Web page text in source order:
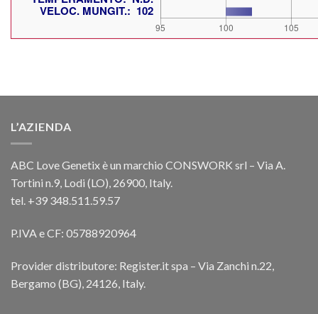
L’AZIENDA
ABC Love Genetix è un marchio CONSWORK srl – Via A.
Tortini n.9, Lodi (LO), 26900, Italy.
tel. +39 348.511.59.57
P.IVA e CF: 05788920964
Provider distributore: Register.it spa – Via Zanchi n.22,
Bergamo (BG), 24126, Italy.